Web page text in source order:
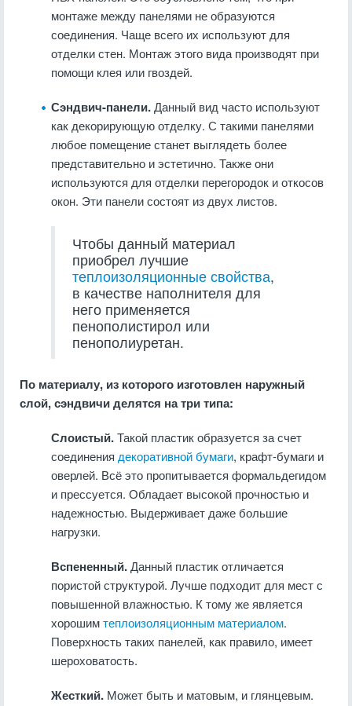
монтаже между панелями не образуются
соединения. Чаще всего их используют для
отделки стен. Монтаж этого вида производят при
помощи клея или гвоздей.
Сэндвич-панели.Данный вид часто используют
как декорирующую отделку. С такими панелями
любое помещение станет выглядеть более
представительно и эстетично. Также они
используются для отделки перегородок и откосов
окон. Эти панели состоят из двух листов.
Чтобы данный материал
приобрел лучшие
теплоизоляционные свойства,
в качестве наполнителя для
него применяется
пенополистирол или
пенополиуретан.
По материалу, из которого изготовлен наружный
слой, сэндвичи делятся на три типа:
Слоистый.Такой пластик образуется за счет
соединения декоративной бумаги, крафт-бумаги и
оверлей. Всё это пропитывается формальдегидом
и прессуется. Обладает высокой прочностью и
надежностью. Выдерживает даже большие
нагрузки.
Вспененный.Данный пластик отличается
пористой структурой. Лучше подходит для мест с
повышенной влажностью. К тому же является
хорошимтеплоизоляционным материалом.
Поверхность таких панелей, как правило, имеет
шероховатость.
Жесткий. Может быть и матовым, и глянцевым.